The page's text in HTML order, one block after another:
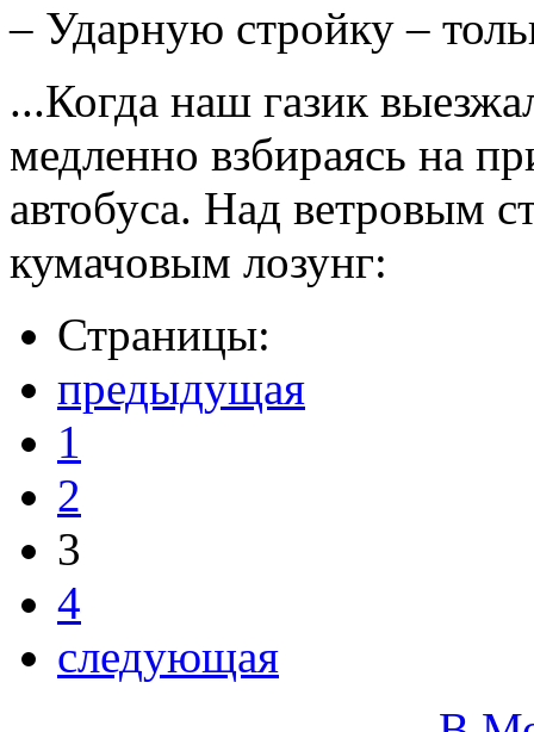
– Ударную стройку –
...Когда наш газик
медленно взбираясь на
автобуса. Над ветровым
кумачовым лозунг:
Страницы:
предыдущая
1
2
3
4
следующая